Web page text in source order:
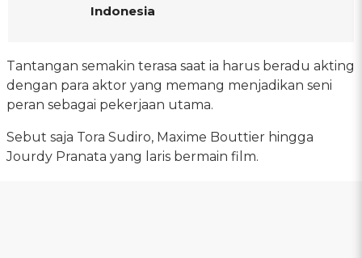
Indonesia
Tantangan semakin terasa saat ia harus beradu akting
dengan para aktor yang memang menjadikan seni
peran sebagai pekerjaan utama.
Sebut saja Tora Sudiro, Maxime Bouttier hingga
Jourdy Pranata yang laris bermain film.